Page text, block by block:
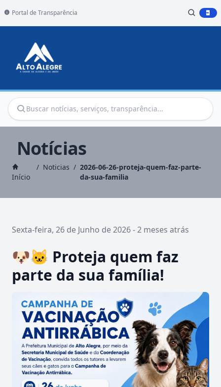
Portal de Transparência
Notícias
Início
/ Noticias / 2026-06-26-proteja-quem-faz-parte-
da-sua-familia
Sexta-feira, 26 de Junho de 2026 - 2 meses atrás
🐶🐱 Proteja quem faz
parte da sua família!